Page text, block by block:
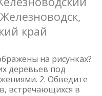
край
на рисунках?
деревьев под
2. Обведите
встречающихся в